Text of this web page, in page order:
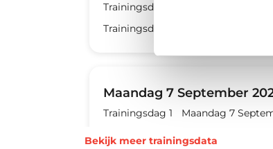
Trainingsdag 1
Trainingsdag 2
Maandag 7 September
Trainingsdag 1
Maandag 7
Trainingsdag 2
Maandag 14
Bekijk meer trainingsdata